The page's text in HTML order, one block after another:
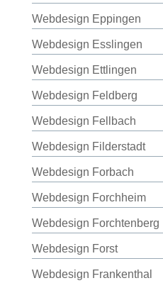
Webdesign Eppingen
Webdesign Esslingen
Webdesign Ettlingen
Webdesign Feldberg
Webdesign Fellbach
Webdesign Filderstadt
Webdesign Forbach
Webdesign Forchheim
Webdesign Forchtenberg
Webdesign Forst
Webdesign Frankenthal